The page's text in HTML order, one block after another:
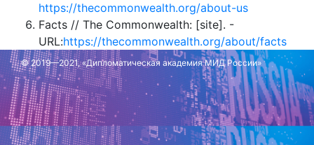
https://thecommonwealth.org/about-us
Facts // The Commonwealth: [site]. -
URL:https://thecommonwealth.org/about/facts
Member Countries // The Commonwealth: [site]. -
URL:https://thecommonwealth.org/our-member-
countries
Обновлено: 18 октября 2024 г.
© 2019—2021, «Дипломатическая академия МИД России»